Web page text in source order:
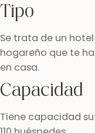
Tipo
Se trata de un
hogareño que te
en casa.
Capacidad
Tiene capacidad